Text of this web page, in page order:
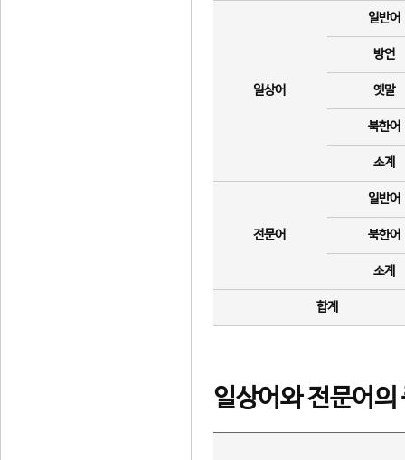
일상어
일반어
방언
옛말
북한어
소계
전문어
일반어
북한어
소계
합계
일상어와 전문어의